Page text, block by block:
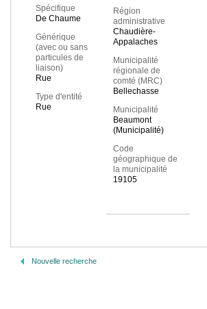
Spécifique
De Chaume
Générique
(avec ou sans
particules de
liaison)
Rue
Type d'entité
Rue
Région
administrative
Chaudière-
Appalaches
Municipalité
régionale de
comté (MRC)
Bellechasse
Municipalité
Beaumont
(Municipalité)
Code
géographique de
la municipalité
19105
Nouvelle recherche